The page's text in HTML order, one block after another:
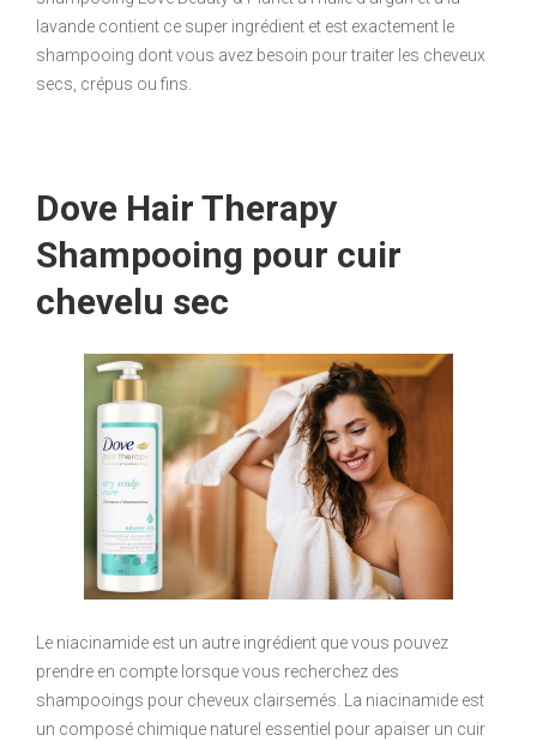
lavande contient ce super ingrédient et est exactement le
shampooing dont vous avez besoin pour traiter les cheveux
secs, crépus ou fins.
Dove Hair Therapy
Shampooing pour cuir
chevelu sec
Le niacinamide est un autre ingrédient que vous pouvez
prendre en compte lorsque vous recherchez des
shampooings pour cheveux clairsemés. La niacinamide est
un composé chimique naturel essentiel pour apaiser un cuir